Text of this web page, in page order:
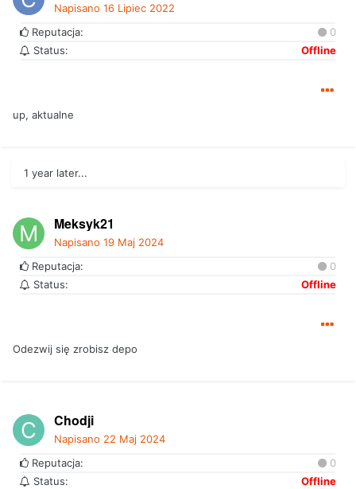
Napisano 16 Lipiec 2022
Reputacja:
0
Status:
Offline
up, aktualne
1 year later...
Meksyk21
Napisano 19 Maj 2024
Reputacja:
0
Status:
Offline
Odezwij się zrobisz depo
Chodji
Napisano 22 Maj 2024
Reputacja:
0
Status:
Offline